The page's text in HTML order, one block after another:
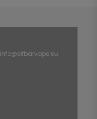
info@elfbarvape.eu